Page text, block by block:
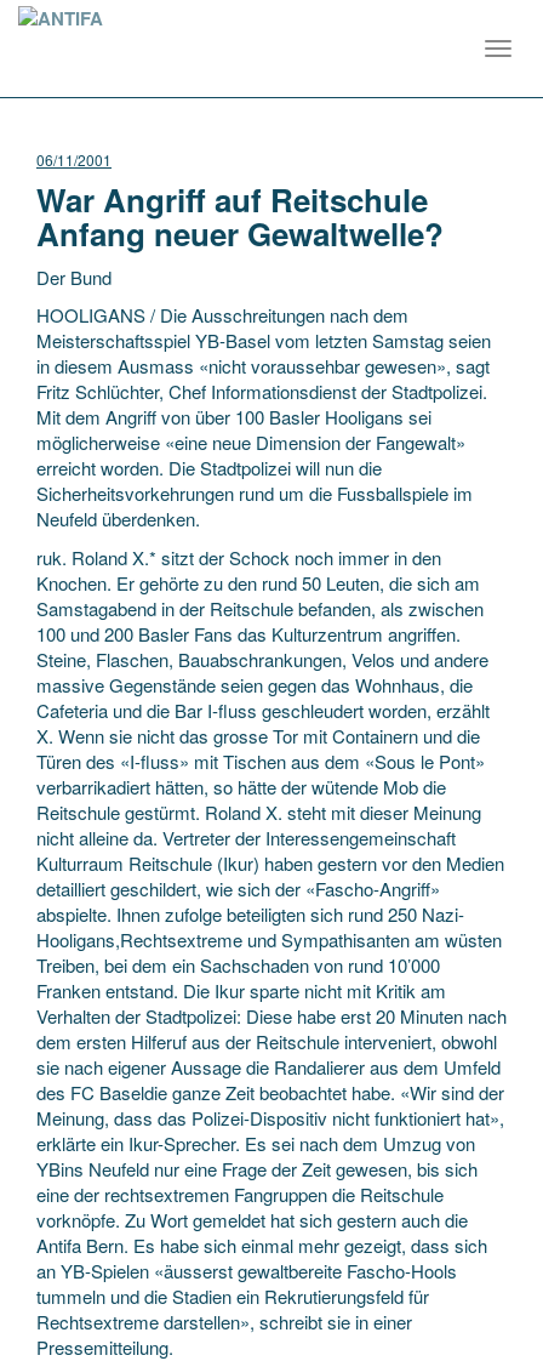
06/11/2001
War Angriff auf Reitschule
Anfang neuer Gewaltwelle?
Der Bund
HOOLIGANS / Die Ausschreitungen nach dem
Meisterschaftsspiel YB-Basel vom letzten Samstag seien
in diesem Ausmass «nicht voraussehbar gewesen», sagt
Fritz Schlüchter, Chef Informationsdienst der Stadtpolizei.
Mit dem Angriff von über 100 Basler Hooligans sei
möglicherweise «eine neue Dimension der Fangewalt»
erreicht worden. Die Stadtpolizei will nun die
Sicherheitsvorkehrungen rund um die Fussballspiele im
Neufeld überdenken.
ruk. Roland X.* sitzt der Schock noch immer in den
Knochen. Er gehörte zu den rund 50 Leuten, die sich am
Samstagabend in der Reitschule befanden, als zwischen
100 und 200 Basler Fans das Kulturzentrum angriffen.
Steine, Flaschen, Bauabschrankungen, Velos und andere
massive Gegenstände seien gegen das Wohnhaus, die
Cafeteria und die Bar I-fluss geschleudert worden, erzählt
X. Wenn sie nicht das grosse Tor mit Containern und die
Türen des «I-fluss» mit Tischen aus dem «Sous le Pont»
verbarrikadiert hätten, so hätte der wütende Mob die
Reitschule gestürmt. Roland X. steht mit dieser Meinung
nicht alleine da. Vertreter der Interessengemeinschaft
Kulturraum Reitschule (Ikur) haben gestern vor den Medien
detailliert geschildert, wie sich der «Fascho-Angriff»
abspielte. Ihnen zufolge beteiligten sich rund 250 Nazi-
Hooligans,Rechtsextreme und Sympathisanten am wüsten
Treiben, bei dem ein Sachschaden von rund 10’000
Franken entstand. Die Ikur sparte nicht mit Kritik am
Verhalten der Stadtpolizei: Diese habe erst 20 Minuten nach
dem ersten Hilferuf aus der Reitschule interveniert, obwohl
sie nach eigener Aussage die Randalierer aus dem Umfeld
des FC Baseldie ganze Zeit beobachtet habe. «Wir sind der
Meinung, dass das Polizei-Dispositiv nicht funktioniert hat»,
erklärte ein Ikur-Sprecher. Es sei nach dem Umzug von
YBins Neufeld nur eine Frage der Zeit gewesen, bis sich
eine der rechtsextremen Fangruppen die Reitschule
vorknöpfe. Zu Wort gemeldet hat sich gestern auch die
Antifa Bern. Es habe sich einmal mehr gezeigt, dass sich
an YB-Spielen «äusserst gewaltbereite Fascho-Hools
tummeln und die Stadien ein Rekrutierungsfeld für
Rechtsextreme darstellen», schreibt sie in einer
Pressemitteilung.